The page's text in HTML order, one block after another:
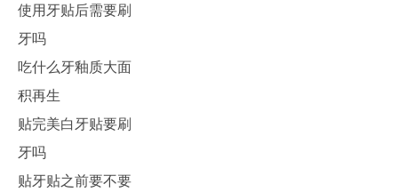
使用牙贴后需要刷
牙吗
吃什么牙釉质大面
积再生
贴完美白牙贴要刷
牙吗
贴牙贴之前要不要